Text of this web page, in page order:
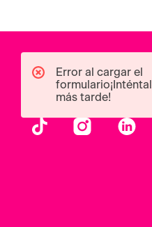
Error al cargar el
más tarde!